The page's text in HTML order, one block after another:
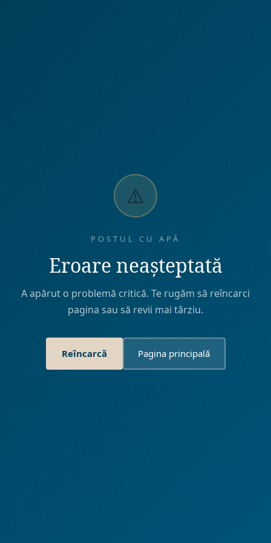
⚠️
POSTUL CU APĂ
Eroare neașteptată
A apărut o problemă critică. Te rugăm să reîncarci
pagina sau să revii mai târziu.
Reîncarcă Pagina principală